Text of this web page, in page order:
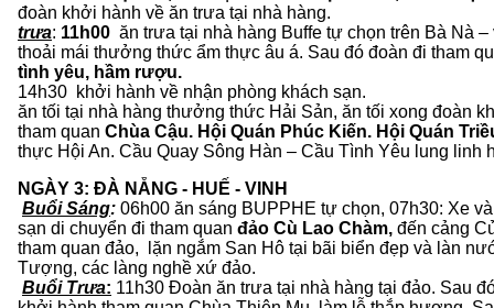
đoàn khởi hành về ăn trưa
trưa: 11h00 ăn trưa tại nhà hàng Buffe tự chọn trên Bà Nà
thoải mái thưởng thức ẩm thực âu á. Sau đó đoàn đi tham
tình yêu, hầm
14h30 khởi hành về nhận
ăn tối tại nhà hàng thưởng thức Hải Sản, ăn tối xong đoàn
tham quan Chùa Cậu. Hội Quán Phúc Kiến. Hội Quán
thực Hội An. Cầu Quay Sông Hàn – Cầu Tình Yêu lung linh
NGÀY 3: ĐÀ NẴNG - HUẾ - VINH Ăn
Buổi Sáng: 06h00 ăn sáng BUPPHE tự chọn, 07h30: Xe
sạn di chuyển đi tham quan đảo Cù Lao Chàm, đến cảng
tham quan đảo, lặn ngắm San Hô tại bãi biển đẹp và làn
Tượng, các làng
Buổi Trưa: 11h30 Đoàn ăn trưa tại nhà hàng tại đảo. Sau